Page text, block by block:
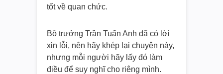
tốt về quan chức.
Bộ trưởng Trần Tuấn Anh đã có lời
xin lỗi, nên hãy khép lại chuyện này,
nhưng mỗi người hãy lấy đó làm
điều để suy nghĩ cho riêng mình.